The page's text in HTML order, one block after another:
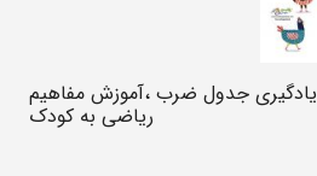
یادگیری جدول ضرب ،آموزش مفاهیم
ریاضی به کودک